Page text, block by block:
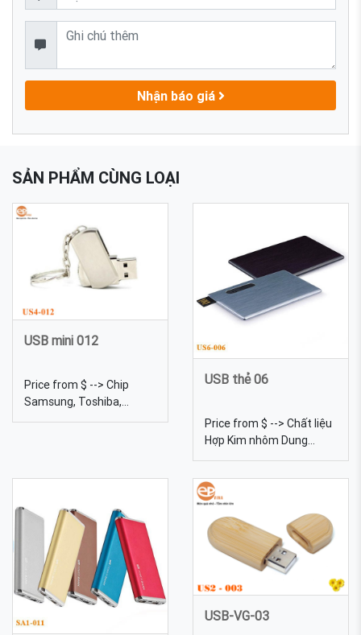
Nhận báo giá
SẢN PHẨM CÙNG LOẠI
USB mini 012
Price from $ --> Chip
Samsung, Toshiba,
Kingston... Dung lượng
kế toàn tông màu trắng
bạc nêu bật sự mạnh mẽ
của của chủ sở hữu, đồng
thời nhấn mạnh thêm vẻ
sang trọng mà hoàn ...
USB thẻ 06
Price from $ --> Chất liệu
Hợp Kim nhôm Dung
lượng 4gb, 8gb, 16gb,
85*55mm Màu sắc Màu
ánh kim Quy cách Khắc
lazer, dập hoặc in logo lên
bề mặt
USB-VG-03